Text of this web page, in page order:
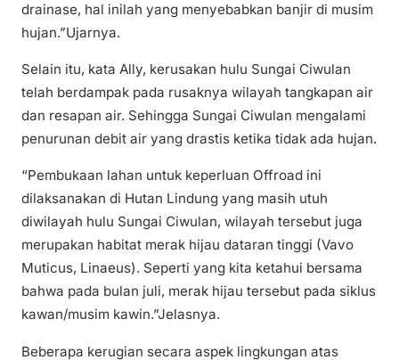
drainase, hal inilah yang menyebabkan banjir di musim
hujan.”Ujarnya.
Selain itu, kata Ally, kerusakan hulu Sungai Ciwulan
telah berdampak pada rusaknya wilayah tangkapan air
dan resapan air. Sehingga Sungai Ciwulan mengalami
penurunan debit air yang drastis ketika tidak ada hujan.
“Pembukaan lahan untuk keperluan Offroad ini
dilaksanakan di Hutan Lindung yang masih utuh
diwilayah hulu Sungai Ciwulan, wilayah tersebut juga
merupakan habitat merak hijau dataran tinggi (Vavo
Muticus, Linaeus). Seperti yang kita ketahui bersama
bahwa pada bulan juli, merak hijau tersebut pada siklus
kawan/musim kawin.”Jelasnya.
Beberapa kerugian secara aspek lingkungan atas